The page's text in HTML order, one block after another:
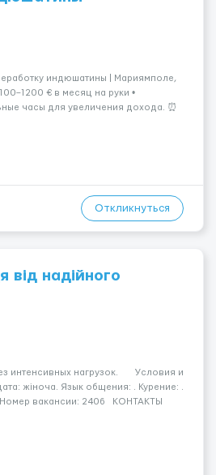
индюшатины | Мариямполе,
€ в месяц на руки •
часы для увеличения дохода. ⏰
Откликнуться
від надійного
интенсивных нагрузок. Условия и
жіноча. Язык общения: . Курение: .
вакансии: 2406 КОНТАКТЫ